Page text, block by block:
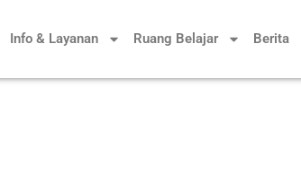
Info & Layanan Ruang Belajar Berita